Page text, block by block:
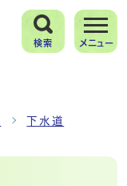
検索 メニュー
下水道